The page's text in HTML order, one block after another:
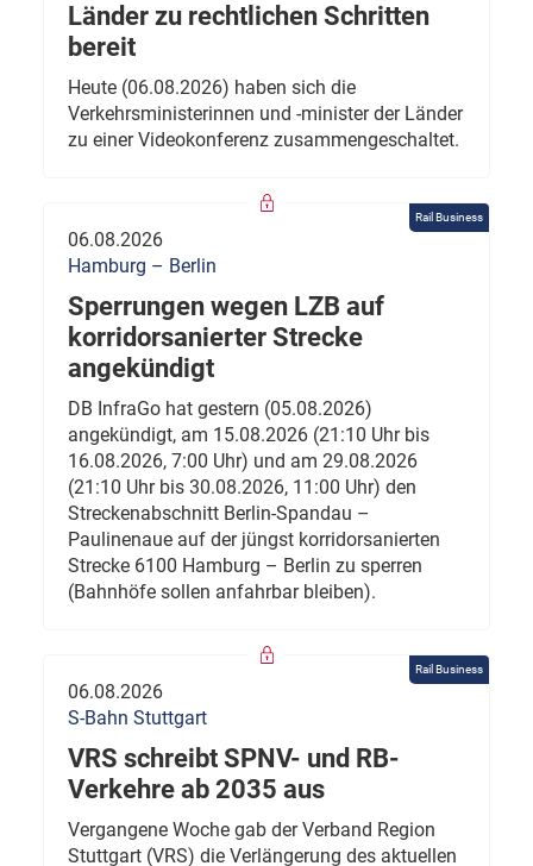
Länder zu rechtlichen Schritten
bereit
Heute (06.08.2026) haben sich die
Verkehrsministerinnen und -minister der Länder
zu einer Videokonferenz zusammengeschaltet.
Rail Business
06.08.2026
Hamburg – Berlin
Sperrungen wegen LZB auf
korridorsanierter Strecke
angekündigt
DB InfraGo hat gestern (05.08.2026)
angekündigt, am 15.08.2026 (21:10 Uhr bis
16.08.2026, 7:00 Uhr) und am 29.08.2026
(21:10 Uhr bis 30.08.2026, 11:00 Uhr) den
Streckenabschnitt Berlin-Spandau –
Paulinenaue auf der jüngst korridorsanierten
Strecke 6100 Hamburg – Berlin zu sperren
(Bahnhöfe sollen anfahrbar bleiben).
Rail Business
06.08.2026
S-Bahn Stuttgart
VRS schreibt SPNV- und RB-
Verkehre ab 2035 aus
Vergangene Woche gab der Verband Region
Stuttgart (VRS) die Verlängerung des aktuellen